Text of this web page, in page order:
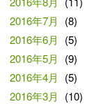
2016年7月
(8)
2016年6月
(5)
2016年5月
(9)
2016年4月
(5)
2016年3月
(10)